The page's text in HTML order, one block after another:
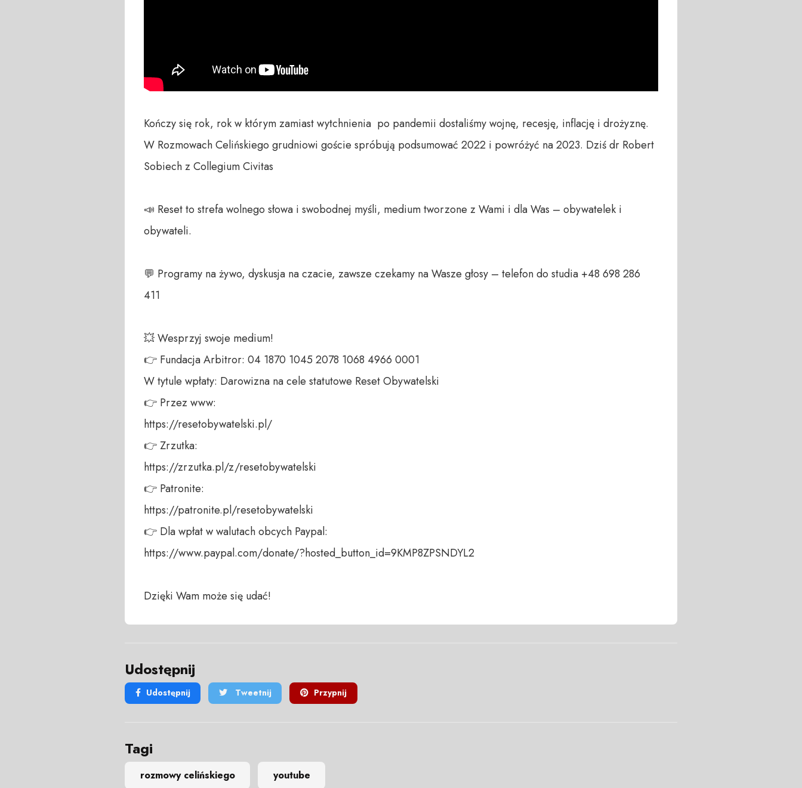
Kończy się rok, rok w którym zamiast wytchnienia  po pandemii dostaliśmy wojnę, recesję, inflację i drożyznę.
W Rozmowach Celińskiego grudniowi goście spróbują podsumować 2022 i powróżyć na 2023. Dziś dr Robert
Sobiech z Collegium Civitas
📣 Reset to strefa wolnego słowa i swobodnej myśli, medium tworzone z Wami i dla Was – obywatelek i
obywateli.
💬 Programy na żywo, dyskusja na czacie, zawsze czekamy na Wasze głosy – telefon do studia +48 698 286
411
💥 Wesprzyj swoje medium!
👉 Fundacja Arbitror: 04 1870 1045 2078 1068 4966 0001
W tytule wpłaty: Darowizna na cele statutowe Reset Obywatelski
👉 Przez www:
https://resetobywatelski.pl/
👉 Zrzutka:
https://zrzutka.pl/z/resetobywatelski
👉 Patronite:
https://patronite.pl/resetobywatelski
👉 Dla wpłat w walutach obcych Paypal:
https://www.paypal.com/donate/?hosted_button_id=9KMP8ZPSNDYL2
Dzięki Wam może się udać!
Udostępnij
Udostępnij Tweetnij Przypnij
Tagi
rozmowy celińskiego youtube